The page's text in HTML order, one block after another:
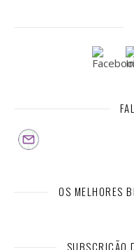
OS MELHORES
SUBSCRIÇÃO